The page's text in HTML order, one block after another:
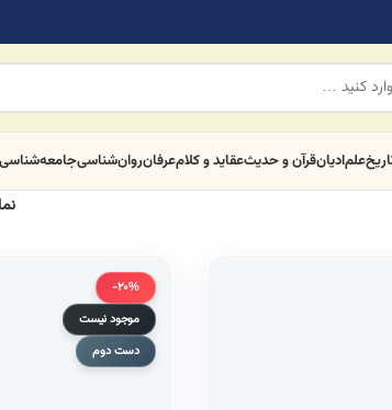
علمادیانقرآن و حدیثعقاید و کلامعرفانروان‌شناسی
-20%
موجود نیست
دست دوم